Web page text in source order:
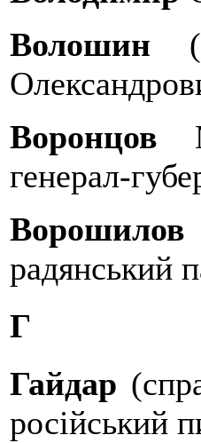
Волошин
Воронцов
генерал-
радянський
Г
Гайдар
російський